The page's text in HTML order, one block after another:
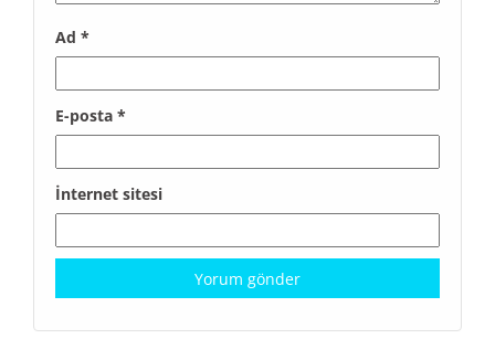
Ad *
E-posta *
İnternet sitesi